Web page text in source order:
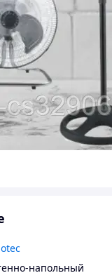
напольный